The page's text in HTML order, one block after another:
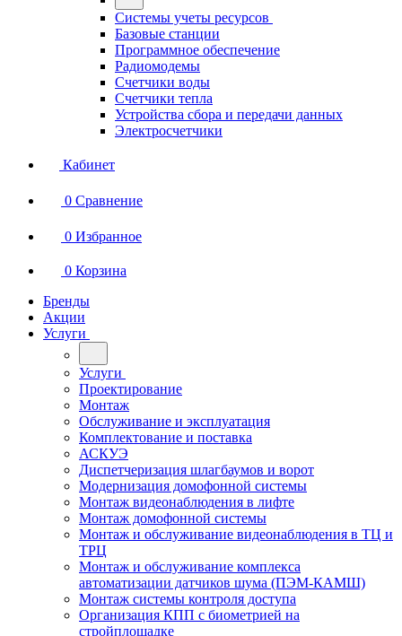
Системы учеты ресурсов
Базовые станции
Программное обеспечение
Радиомодемы
Счетчики воды
Счетчики тепла
Устройства сбора и передачи данных
Электросчетчики
Кабинет
0 Сравнение
0 Избранное
0 Корзина
Бренды
Акции
Услуги
Услуги
Проектирование
Монтаж
Обслуживание и эксплуатация
Комплектование и поставка
АСКУЭ
Диспетчеризация шлагбаумов и ворот
Модернизация домофонной системы
Монтаж видеонаблюдения в лифте
Монтаж домофонной системы
Монтаж и обслуживание видеонаблюдения в ТЦ и
ТРЦ
Монтаж и обслуживание комплекса
автоматизации датчиков шума (ПЭМ-КАМШ)
Монтаж системы контроля доступа
Организация КПП с биометрией на
стройплощадке